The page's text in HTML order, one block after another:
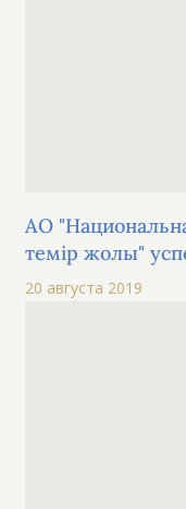
АО
темір жолы"
выпуск в
20 августа 2019